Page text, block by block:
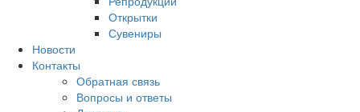
Открытки
Сувениры
Новости
Контакты
Обратная связь
Вопросы и ответы